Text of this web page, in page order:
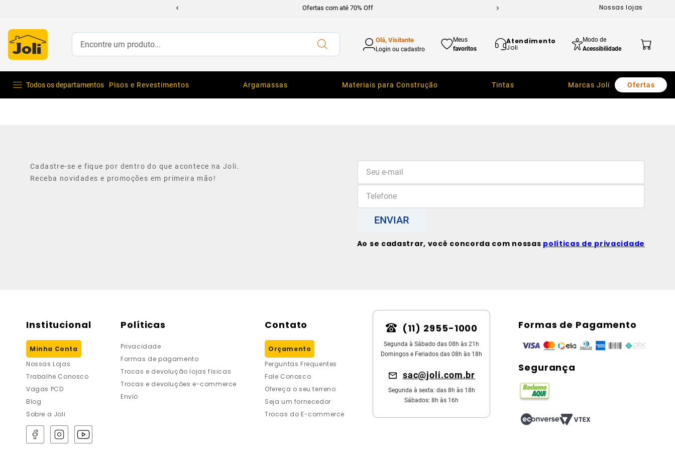
Ofertas com até 70% Off Nossas lojas
Encontre um produto... Olá, Visitante
Login ou cadastro
Meus
favoritos
Atendimento
Joli
Modo de
Acessibilidade
Todos os departamentos Pisos e Revestimentos Argamassas Materiais para Construção Tintas Marcas Joli Ofertas
Cadastre-se e fique por dentro do que acontece na Joli.
Receba novidades e promoções em primeira mão!
ENVIAR
Ao se cadastrar, você concorda com nossas políticas de privacidade
Institucional
Minha Conta
Nossas Lojas
Trabalhe Conosco
Vagas PCD
Blog
Sobre a Joli
Políticas
Privacidade
Formas de pagamento
Trocas e devolução lojas físicas
Trocas e devoluções e-commerce
Envio
Contato
Orçamento
Perguntas Frequentes
Fale Conosco
Ofereça o seu terreno
Seja um fornecedor
Trocas do E-commerce
(11) 2955-1000
Segunda à Sábado das 08h às 21h
Domingos e Feriados das 08h às 18h
sac@joli.com.br
Segunda à sexta: das 8h às 18h
Sábados: 8h às 16h
Formas de Pagamento
Segurança